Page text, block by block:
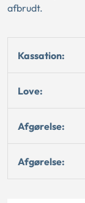
afbrudt.
Kassation:
Love:
Afgørelse:
Afgørelse: